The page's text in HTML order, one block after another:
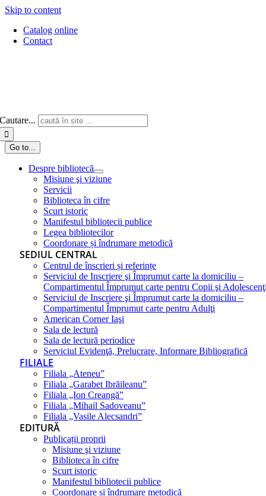
Skip to content
Catalog online
Contact
Cautare...
Go to...
Despre bibliotecă
Misiune şi viziune
Servicii
Biblioteca în cifre
Scurt istoric
Manifestul bibliotecii publice
Legea bibliotecilor
Coordonare și îndrumare metodică
SEDIUL CENTRAL
Centrul de înscrieri și referințe
Serviciul de Inscriere şi Împrumut carte la domiciliu –
Compartimentul Împrumut carte pentru Copii şi
Serviciul de Inscriere şi Împrumut carte la domiciliu –
Compartimentul Împrumut carte pentru Adulţi
American Corner Iaşi
Sala de lectură
Sala de lectură periodice
Serviciul Evidenţă, Prelucrare, Informare Bibliografică
FILIALE
Filiala „Ateneu”
Filiala „Garabet Ibrăileanu”
Filiala „Ion Creangă”
Filiala „Mihail Sadoveanu”
Filiala „Vasile Alecsandri”
EDITURĂ
Publicații proprii
Misiune şi viziune
Biblioteca în cifre
Scurt istoric
Manifestul bibliotecii publice
Coordonare și îndrumare metodică